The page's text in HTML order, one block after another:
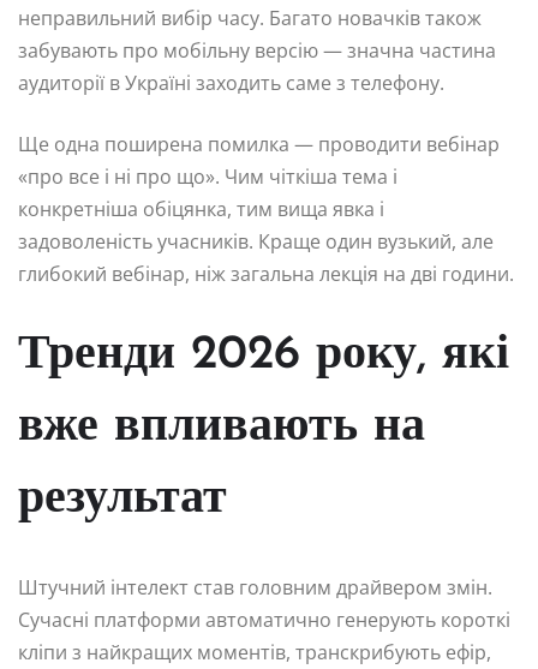
неправильний вибір часу. Багато новачків також
забувають про мобільну версію — значна частина
аудиторії в Україні заходить саме з телефону.
Ще одна поширена помилка — проводити вебінар
«про все і ні про що». Чим чіткіша тема і
конкретніша обіцянка, тим вища явка і
задоволеність учасників. Краще один вузький, але
глибокий вебінар, ніж загальна лекція на дві години.
Тренди 2026 року, які
вже впливають на
результат
Штучний інтелект став головним драйвером змін.
Сучасні платформи автоматично генерують короткі
кліпи з найкращих моментів, транскрибують ефір,